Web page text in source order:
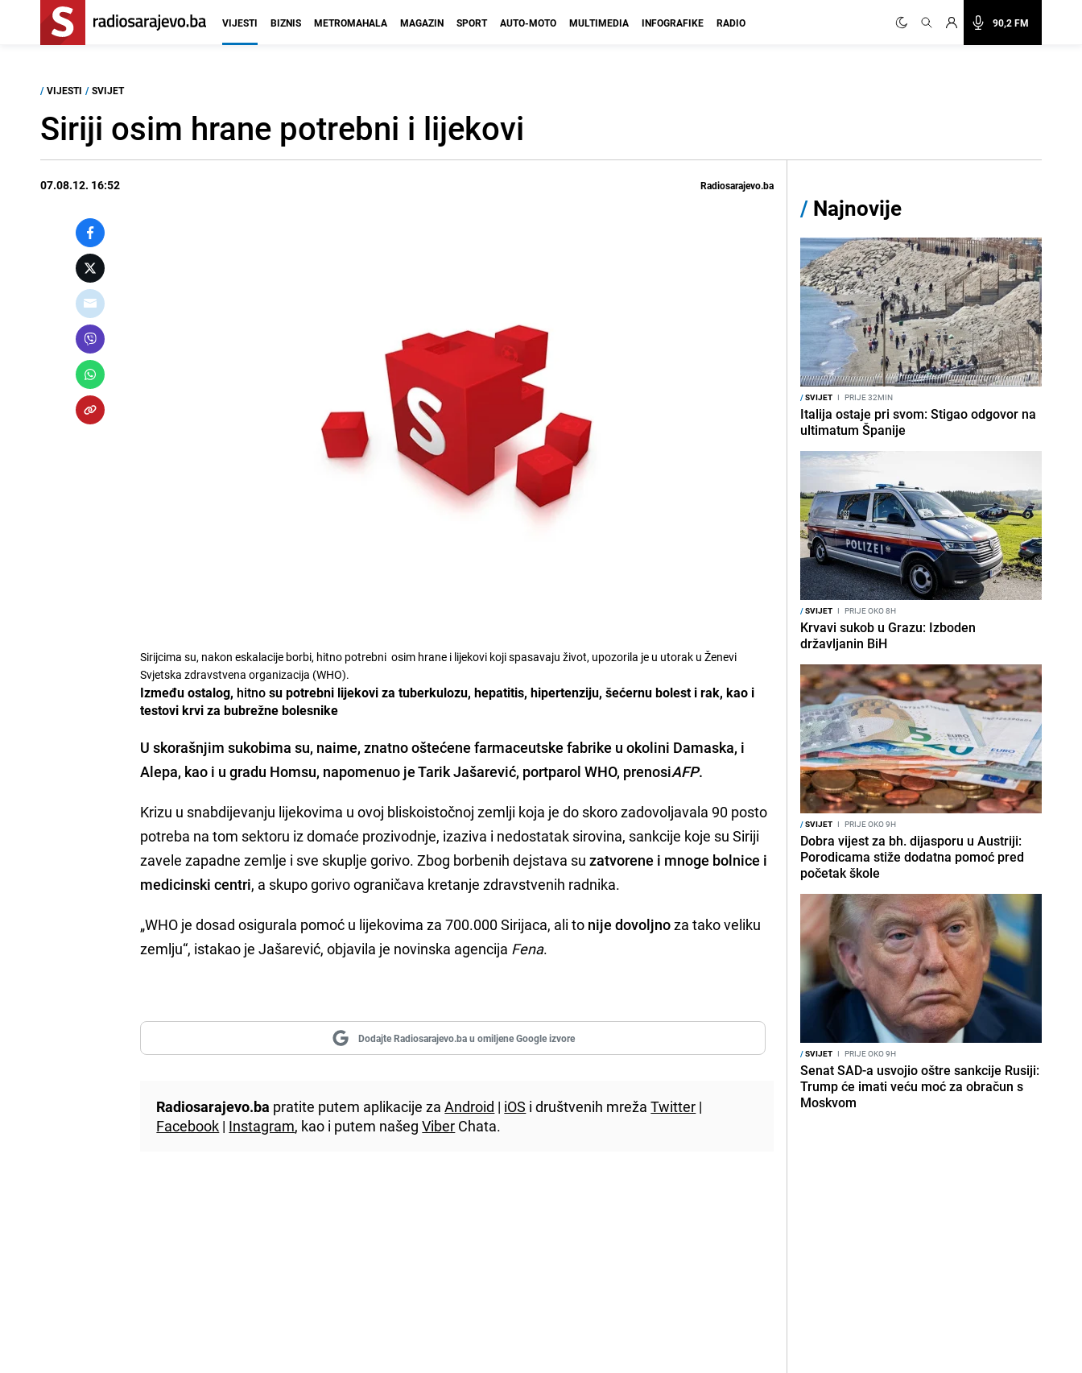
90,2 FM
VIJESTI BIZNIS METROMAHALA MAGAZIN SPORT AUTO-MOTO MULTIMEDIA INFOGRAFIKE RADIO
/ VIJESTI / SVIJET
Siriji osim hrane potrebni i lijekovi
07.08.12. 16:52 Radiosarajevo.ba
Sirijcima su, nakon eskalacije borbi, hitno potrebni osim hrane i lijekovi koji spasavaju život, upozorila je u utorak u Ženevi
Svjetska zdravstvena organizacija (WHO).
Između ostalog, hitnosu potrebni lijekovi za tuberkulozu, hepatitis, hipertenziju, šećernu bolest i rak, kao i
testovi krvi za bubrežne bolesnike
U skorašnjim sukobima su, naime,znatno oštećene farmaceutske fabrike u okolini Damaska, i
Alepa, kao i u gradu Homsu, napomenuo jeTarik Jašarević, portparol WHO, prenosiAFP.
Krizu u snabdijevanju lijekovima u ovoj bliskoistočnoj zemlji koja je do skoro zadovoljavala 90 posto
potreba na tom sektoru iz domaće prozivodnje, izaziva i nedostatak sirovina, sankcije koje su Siriji
zavele zapadne zemlje i sve skuplje gorivo. Zbog borbenih dejstava suzatvorene i mnoge bolnice i
medicinski centri, a skupo gorivo ograničava kretanje zdravstvenih radnika.
„WHO je dosad osigurala pomoć u lijekovima za 700.000 Sirijaca, ali to nije dovoljnoza tako veliku
zemlju“, istakao je Jašarević, objavila je novinska agencija Fena.
Dodajte Radiosarajevo.ba u omiljene Google izvore
Radiosarajevo.ba pratite putem aplikacije zaAndroid | iOS i društvenih mrežaTwitter |
Facebook | Instagram, kao i putem našegViber Chata.
/ Najnovije
/SVIJET I PRIJE 32MIN
Italija ostaje pri svom: Stigao odgovor na
ultimatum Španije
/SVIJET I PRIJE OKO 8H
Krvavi sukob u Grazu: Izboden
državljanin BiH
/SVIJET I PRIJE OKO 9H
Dobra vijest za bh. dijasporu u Austriji:
Porodicama stiže dodatna pomoć pred
početak škole
/SVIJET I PRIJE OKO 9H
Senat SAD-a usvojio oštre sankcije Rusiji:
Trump će imati veću moć za obračun s
Moskvom